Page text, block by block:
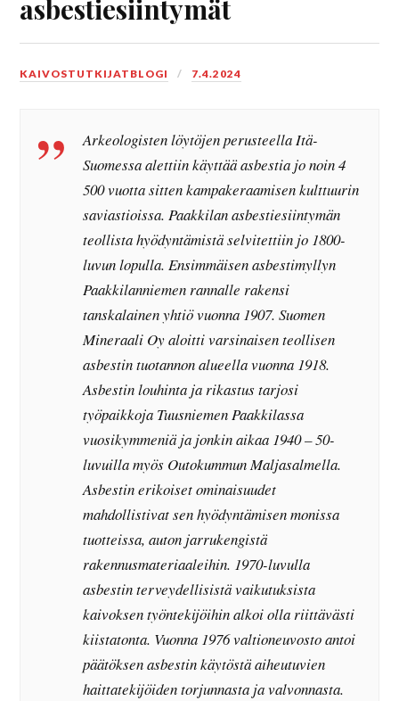
asbestiesiintymät
KAIVOSTUTKIJATBLOGI 7.4.2024
Arkeologisten löytöjen perusteella Itä-
Suomessa alettiin käyttää asbestia jo noin 4
500 vuotta sitten kampakeraamisen kulttuurin
saviastioissa. Paakkilan asbestiesiintymän
teollista hyödyntämistä selvitettiin jo 1800-
luvun lopulla. Ensimmäisen asbestimyllyn
Paakkilanniemen rannalle rakensi
tanskalainen yhtiö vuonna 1907. Suomen
Mineraali Oy aloitti varsinaisen teollisen
asbestin tuotannon alueella vuonna 1918.
Asbestin louhinta ja rikastus tarjosi
työpaikkoja Tuusniemen Paakkilassa
vuosikymmeniä ja jonkin aikaa 1940 – 50-
luvuilla myös Outokummun Maljasalmella.
Asbestin erikoiset ominaisuudet
mahdollistivat sen hyödyntämisen monissa
tuotteissa, auton jarrukengistä
rakennusmateriaaleihin. 1970-luvulla
asbestin terveydellisistä vaikutuksista
kaivoksen työntekijöihin alkoi olla riittävästi
kiistatonta. Vuonna 1976 valtioneuvosto antoi
päätöksen asbestin käytöstä aiheutuvien
haittatekijöiden torjunnasta ja valvonnasta.